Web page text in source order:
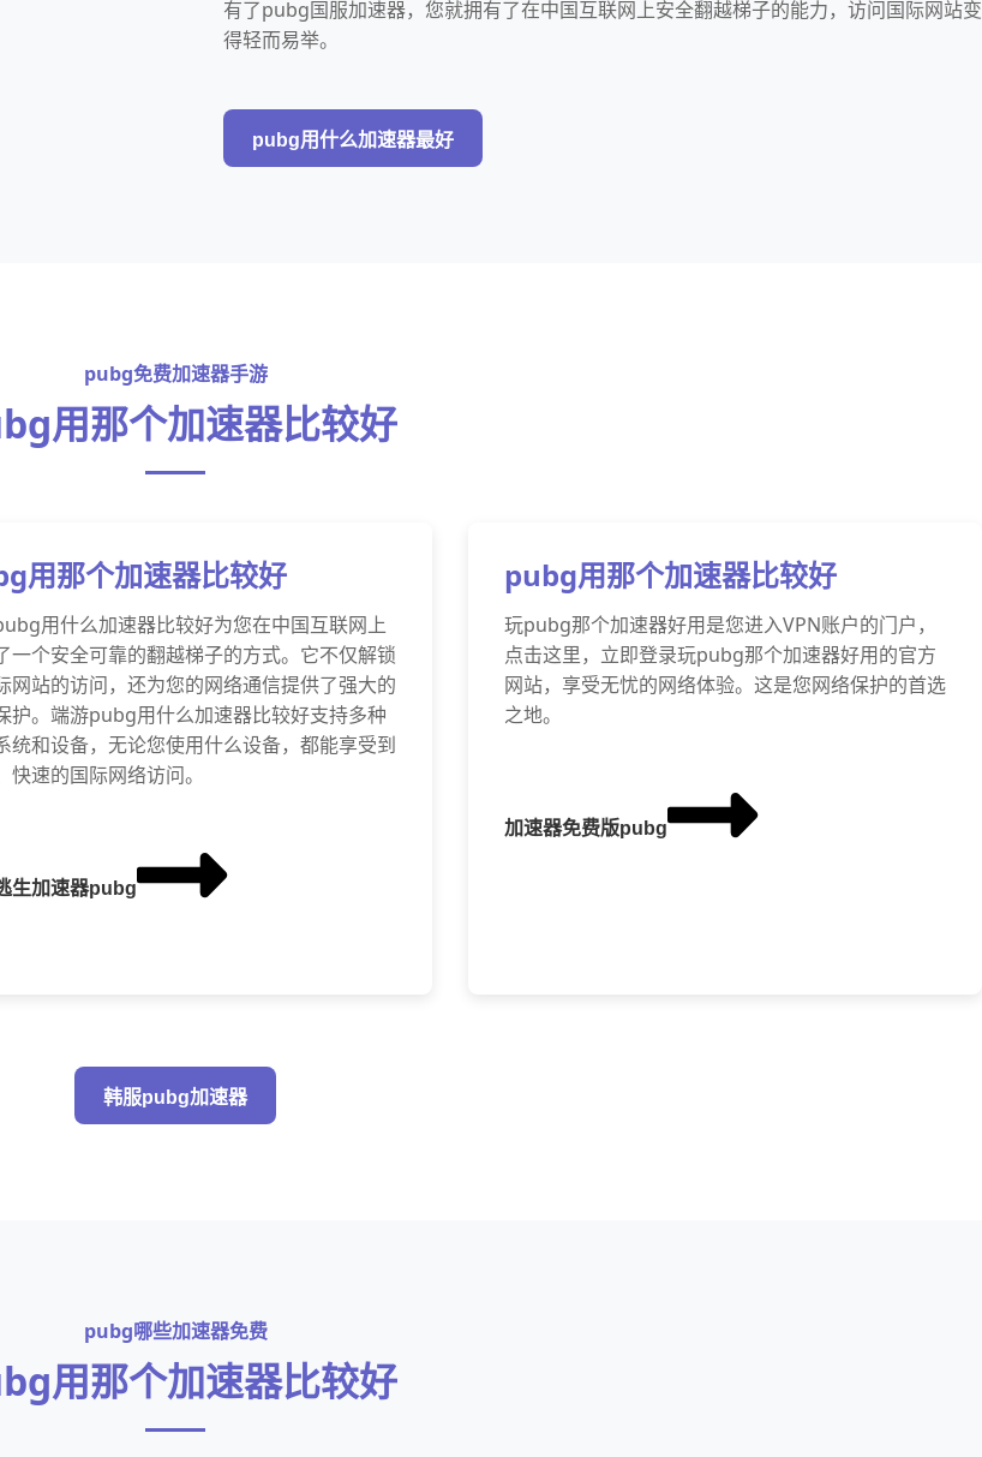
有了pubg国服加速器，您就拥有了在中国互联网上安全翻越梯子的能力，访问国际网站变
得轻而易举。
pubg用什么加速器最好
pubg免费加速器手游
用那个加速器比较好
用那个加速器比较好
用什么加速器比较好为您在中国互联网上
一个安全可靠的翻越梯子的方式。它不仅解锁
网站的访问，还为您的网络通信提供了强大的
护。端游pubg用什么加速器比较好支持多种
统和设备，无论您使用什么设备，都能享受到
快速的国际网络访问。
生加速器pubg
pubg用那个加速器比较好
玩pubg那个加速器好用是您进入VPN账户的门户，
点击这里，立即登录玩pubg那个加速器好用的官方
网站，享受无忧的网络体验。这是您网络保护的首选
之地。
加速器免费版pubg
韩服pubg加速器
pubg哪些加速器免费
用那个加速器比较好